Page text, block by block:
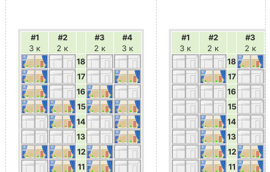
#1
3 к
#2
2 к
#3
2 к
#4
3 к
18
17
16
15
14
13
12
11
#1
3 к
#2
2 к
#3
2 к
18
17
16
15
14
13
12
11